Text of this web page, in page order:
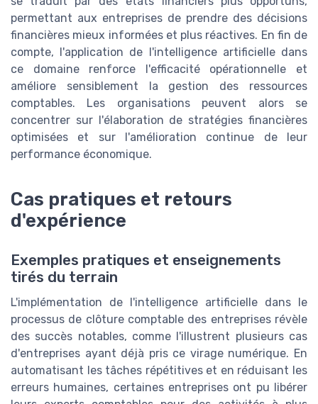
permettant aux entreprises de prendre des décisions
financières mieux informées et plus réactives. En fin de
compte, l'application de l'intelligence artificielle dans
ce domaine renforce l'efficacité opérationnelle et
améliore sensiblement la gestion des ressources
comptables. Les organisations peuvent alors se
concentrer sur l'élaboration de stratégies financières
optimisées et sur l'amélioration continue de leur
performance économique.
Cas pratiques et retours
d'expérience
Exemples pratiques et enseignements
tirés du terrain
L'implémentation de l'intelligence artificielle dans le
processus de clôture comptable des entreprises révèle
des succès notables, comme l'illustrent plusieurs cas
d'entreprises ayant déjà pris ce virage numérique. En
automatisant les tâches répétitives et en réduisant les
erreurs humaines, certaines entreprises ont pu libérer